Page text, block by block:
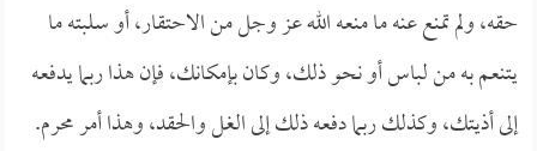
حقه، ولم تمنع عنه ما منعه الله عز وجل من الاحتقار، أو سلبته ما
يتنعم به من لباس أو نحو ذلك، وكان بإمكانك، فإن هذا ربما يدفعه
إلى أذيتك، وكذلك ربما دفعه ذلك إلى الغل والحقد، وهذا أمر محرم.